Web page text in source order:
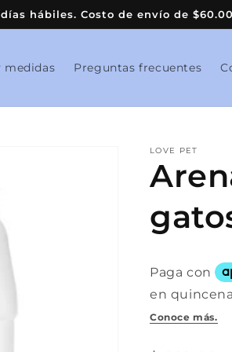
hábiles. Costo de envío de
medidas Preguntas frecuentes
LOVE PET